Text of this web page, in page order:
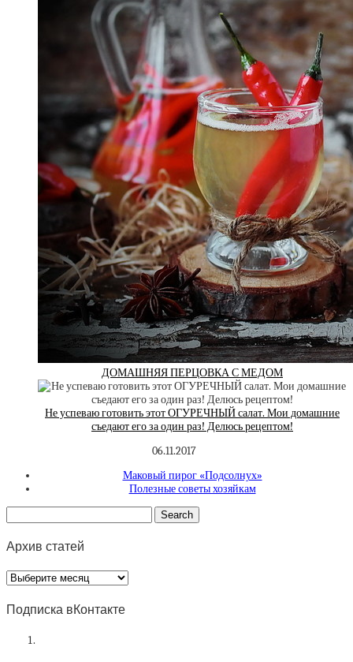
ДОМАШНЯЯ ПЕРЦОВКА С МЕДОМ
Не успеваю готовить этот ОГУРЕЧНЫЙ салат. Мои домашние
съедают его за один раз! Делюсь рецептом!
06.11.2017
Маковый пирог «Подсолнух»
Полезные советы хозяйкам
Архив статей
Архив
статей
Подписка вКонтакте